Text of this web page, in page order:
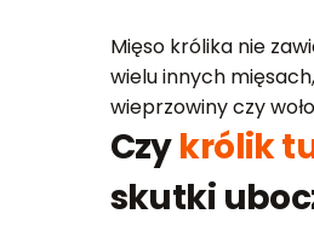
Mięso królika nie
wielu innych
wieprzowiny czy
Czykrólik
skutki